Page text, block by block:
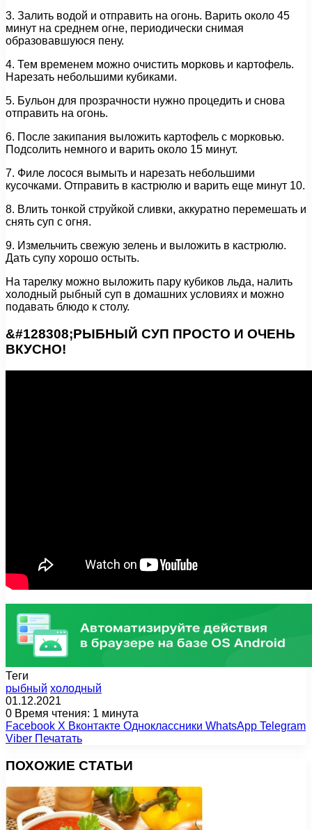
3. Залить водой и отправить на огонь. Варить около 45
минут на среднем огне, периодически снимая
образовавшуюся пену.
4. Тем временем можно очистить морковь и картофель.
Нарезать небольшими кубиками.
5. Бульон для прозрачности нужно процедить и снова
отправить на огонь.
6. После закипания выложить картофель с морковью.
Подсолить немного и варить около 15 минут.
7. Филе лосося вымыть и нарезать небольшими
кусочками. Отправить в кастрюлю и варить еще минут 10.
8. Влить тонкой струйкой сливки, аккуратно перемешать и
снять суп с огня.
9. Измельчить свежую зелень и выложить в кастрюлю.
Дать супу хорошо остыть.
На тарелку можно выложить пару кубиков льда, налить
холодный рыбный суп в домашних условиях и можно
подавать блюдо к столу.
&#128308;РЫБНЫЙ СУП ПРОСТО И ОЧЕНЬ
ВКУСНО!
Теги
рыбный холодный
01.12.2021
0 Время чтения: 1 минута
Facebook X Вконтакте Одноклассники WhatsApp Telegram
Viber Печатать
ПОХОЖИЕ СТАТЬИ